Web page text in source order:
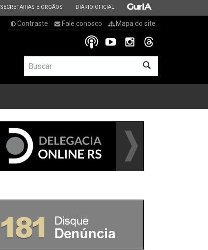
ESTADO
SECRETARIAS E ÓRGÃOS ESTADO
DIÁRIO OFICIAL ESTADO
Contraste Fale conosco Mapa do site
BUSCAR